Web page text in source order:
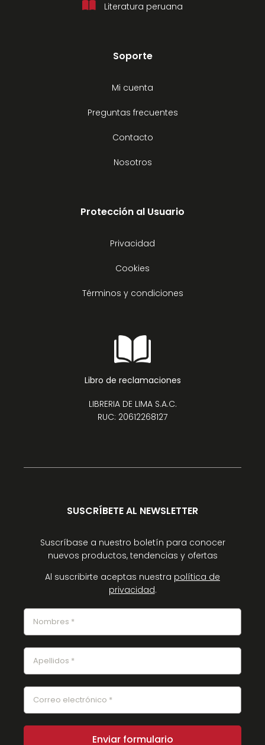
Literatura peruana
Soporte
Mi cuenta
Preguntas frecuentes
Contacto
Nosotros
Protección al Usuario
Privacidad
Cookies
Términos y condiciones
Libro de reclamaciones
LIBRERIA DE LIMA S.A.C.
RUC: 20612268127
SUSCRÍBETE AL NEWSLETTER
Suscríbase a nuestro boletín para conocer
nuevos productos, tendencias y ofertas
Al suscribirte aceptas nuestra política de
privacidad.